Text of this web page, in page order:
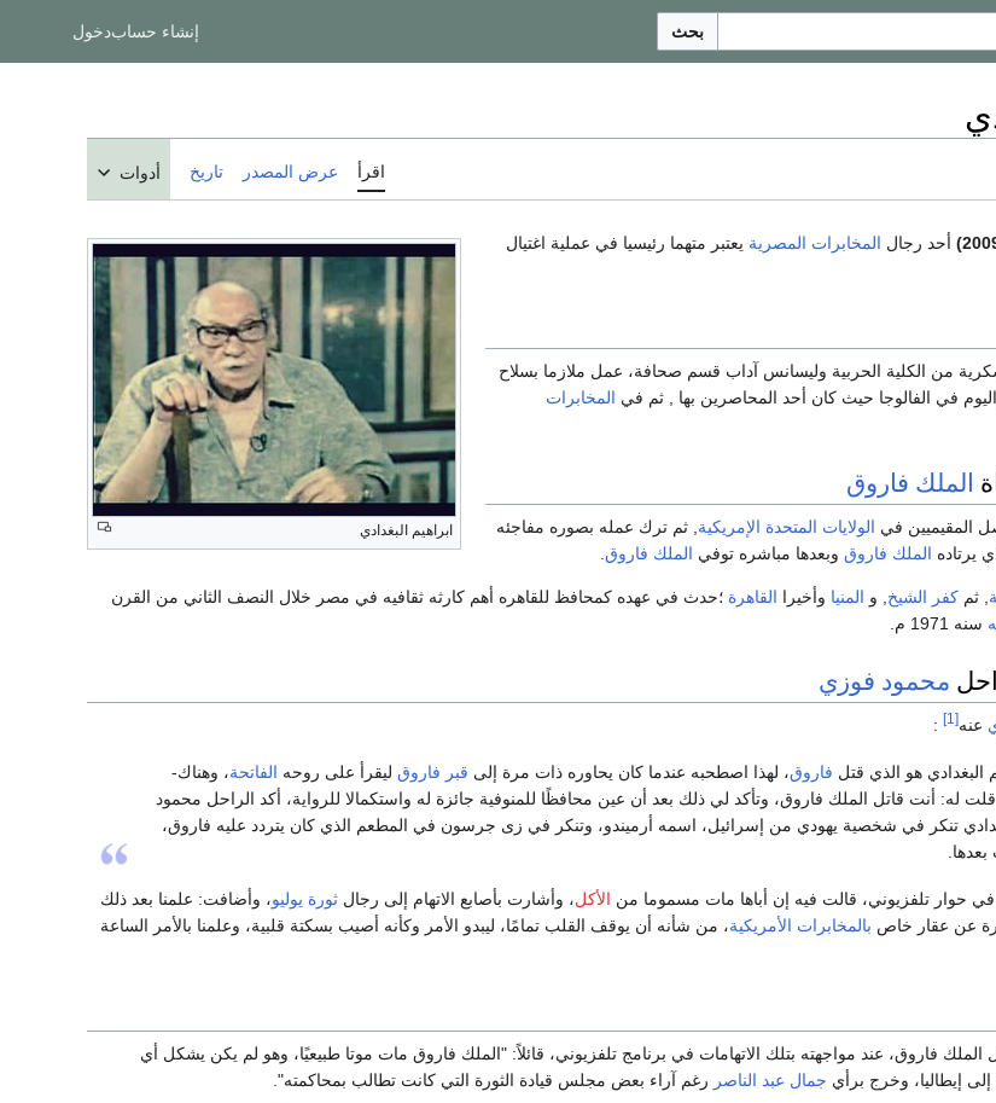
بحث إنشاء حسابدخول
اقرأ عرض المصدر تاريخ أدوات
ابراهيم البغدادي
أحد رجال المخابرات المصرية يعتبر متهما رئيسيا في عملية اغتيال
من الكلية الحربية وليسانس آداب قسم صحافة، عمل ملازما بسلاح
في الفالوجا حيث كان أحد المحاصرين بها , ثم في المخابرات
الملك فاروق
المقيميين في الولايات المتحدة الإمريكية , ثم ترك عمله بصوره مفاجئه
يرتاده الملك فاروق وبعدها مباشره توفي الملك فاروق
, ثم كفر الشيخ , و المنيا وأخيرا القاهرة ؛حدث في عهده كمحافظ للقاهره أهم كارثه ثقافيه في مصر خلال النصف الثاني من القرن
سنه 1971 م.
محمود فوزي
عنه[1]
:
البغدادي هو الذي قتل فاروق، لهذا اصطحبه عندما كان يحاوره ذات مرة إلى قبر فاروق ليقرأ على روحه الفاتحة، وهناك-
قلت له: أنت قاتل الملك فاروق، وتأكد لي ذلك بعد أن عين محافظًا للمنوفية جائزة له واستكمالا للرواية، أكد الراحل محمود
تنكر في شخصية يهودي من إسرائيل، اسمه أرميندو، وتنكر في زى جرسون في المطعم الذي كان يتردد عليه فاروق،
في حوار تلفزيوني، قالت فيه إن أباها مات مسموما من الأكل، وأشارت بأصابع الاتهام إلى رجال ثورة يوليو، وأضافت: علمنا بعد ذلك
عن عقار خاص بالمخابرات الأمريكية، من شأنه أن يوقف القلب تمامًا، ليبدو الأمر وكأنه أصيب بسكتة قلبية، وعلمنا بالأمر الساعة
فاروق، عند مواجهته بتلك الاتهامات في برنامج تلفزيوني، قائلاً: "الملك فاروق مات موتا طبيعيًا، وهو لم يكن يشكل أي
إيطاليا، وخرج برأي جمال عبد الناصر رغم آراء بعض مجلس قيادة الثورة التي كانت تطالب بمحاكمته".